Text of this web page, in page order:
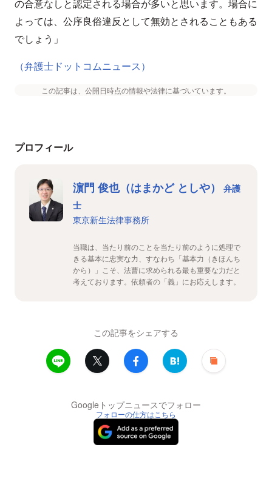
の合意なしと認定される場合が多いと思います。場合に
よっては、公序良俗違反として無効とされることもある
でしょう」
（弁護士ドットコムニュース）
この記事は、公開日時点の情報や法律に基づいています。
プロフィール
濵門 俊也（はまかど としや）
弁護
士
東京新生法律事務所
当職は、当たり前のことを当たり前のように処理で
きる基本に忠実な力、すなわち「基本力（きほんち
から）」こそ、法曹に求められる最も重要な力だと
考えております。依頼者の「義」にお応えします。
この記事をシェアする
Googleトップニュースでフォロー
フォローの仕方はこちら